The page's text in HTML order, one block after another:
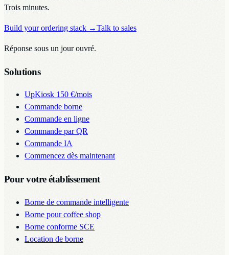
Trois minutes.
Build your ordering stack →Talk to sales
Réponse sous un jour ouvré.
Solutions
UpKiosk 150 €/mois
Commande borne
Commande en ligne
Commande par QR
Commande IA
Commencez dès maintenant
Pour votre établissement
Borne de commande intelligente
Borne pour coffee shop
Borne conforme SCE
Location de borne